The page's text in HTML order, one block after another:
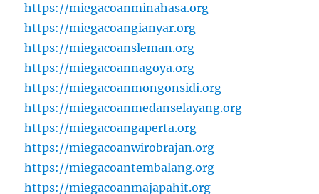
https://miegacoanminahasa.org
https://miegacoangianyar.org
https://miegacoansleman.org
https://miegacoannagoya.org
https://miegacoanmongonsidi.org
https://miegacoanmedanselayang.org
https://miegacoangaperta.org
https://miegacoanwirobrajan.org
https://miegacoantembalang.org
https://miegacoanmajapahit.org